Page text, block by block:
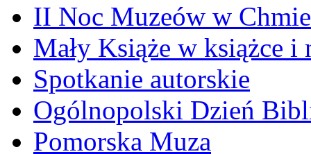
II Noc Muzeów w
Mały Książe w książce i
Spotkanie autorskie
Ogólnopolski Dzień
Pomorska Muza